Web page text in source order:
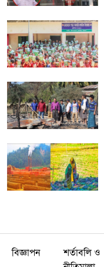
বিজ্ঞাপন
শর্তাবলি ও